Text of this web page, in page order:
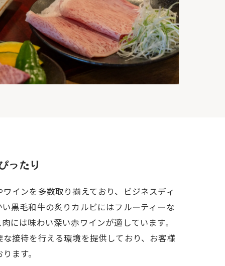
ったり
インを多数取り揃えており、ビジネスディ
黒毛和牛の炙りカルビにはフルーティーな
には味わい深い赤ワインが適しています。
接待を行える環境を提供しており、お客様
ます。